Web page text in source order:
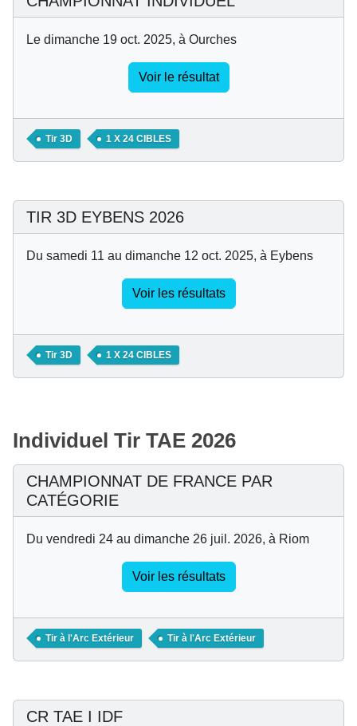
Le dimanche 19 oct. 2025, à Ourches
Voir le résultat
Tir 3D 1 X 24 CIBLES
TIR 3D EYBENS 2026
Du samedi 11 au dimanche 12 oct. 2025, à Eybens
Voir les résultats
Tir 3D 1 X 24 CIBLES
Individuel Tir TAE 2026
CHAMPIONNAT DE FRANCE PAR
CATÉGORIE
Du vendredi 24 au dimanche 26 juil. 2026, à Riom
Voir les résultats
Tir à l'Arc Extérieur Tir à l'Arc Extérieur
CR TAE I IDF